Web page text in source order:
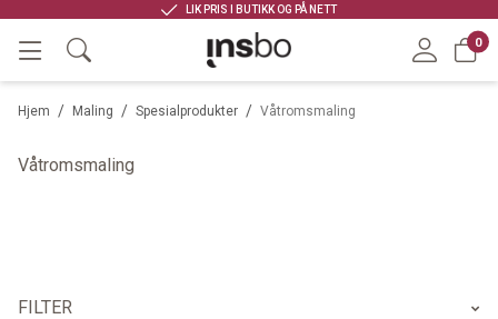
LIK PRIS I BUTIKK OG PÅ NETT
0
/
Hjem /
Maling /
Spesialprodukter Våtromsmaling
Våtromsmaling
FILTER